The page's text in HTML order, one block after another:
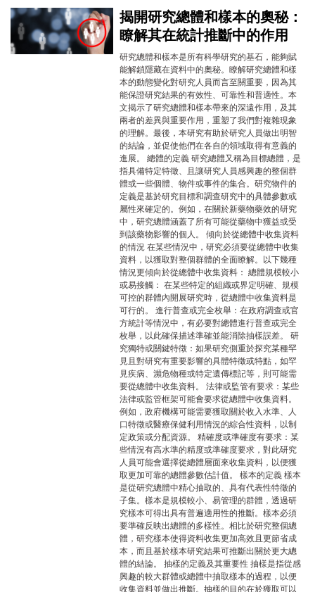
揭開研究總體和樣本的奧秘：
瞭解其在統計推斷中的作用
研究總體和樣本是所有科學研究的基石，能夠賦
能解鎖隱藏在資料中的奧秘。瞭解研究總體和樣
本的動態變化對研究人員而言至關重要，因為其
能保證研究結果的有效性、可靠性和普適性。本
文揭示了研究總體和樣本帶來的深遠作用，及其
兩者的差異與重要作用，重塑了我們對複雜現象
的理解。最後，本研究有助於研究人員做出明智
的結論，並促使他們在各自的領域取得有意義的
進展。 總體的定義 研究總體又稱為目標總體，是
指具備特定特徵、且讓研究人員感興趣的整個群
體或一些個體、物件或事件的集合。研究物件的
定義是基於研究目標和調查研究中的具體參數或
屬性來確定的。例如，在關於新藥物藥效的研究
中，研究總體涵蓋了所有可能從藥物中獲益或受
到該藥物影響的個人。 傾向於從總體中收集資料
的情況 在某些情況中，研究必須要從總體中收集
資料，以獲取對整個群體的全面瞭解。以下幾種
情況更傾向於從總體中收集資料： 總體規模較小
或易接觸： 在某些特定的組織或界定明確、規模
可控的群體內開展研究時，從總體中收集資料是
可行的。 進行普查或完全枚舉：在政府調查或官
方統計等情況中，有必要對總體進行普查或完全
枚舉，以此確保描述準確並能消除抽樣誤差。 研
究獨特或關鍵特徵：如果研究側重於探究某種罕
見且對研究有重要影響的具體特徵或特點，如罕
見疾病、瀕危物種或特定遺傳標記等，則可能需
要從總體中收集資料。 法律或監管有要求：某些
法律或監管框架可能會要求從總體中收集資料。
例如，政府機構可能需要獲取關於收入水準、人
口特徵或醫療保健利用情況的綜合性資料，以制
定政策或分配資源。 精確度或準確度有要求：某
些情況有高水準的精度或準確度要求，對此研究
人員可能會選擇從總體層面來收集資料，以便獲
取更加可靠的總體參數估計值。 樣本的定義 樣本
是從研究總體中精心抽取的、具有代表性特徵的
子集。樣本是規模較小、易管理的群體，透過研
究樣本可得出具有普遍適用性的推斷。樣本必須
要準確反映出總體的多樣性。相比於研究整個總
體，研究樣本使得資料收集更加高效且更節省成
本，而且基於樣本研究結果可推斷出關於更大總
體的結論。 抽樣的定義及其重要性 抽樣是指從感
興趣的較大群體或總體中抽取樣本的過程，以便
收集資料並做出推斷。抽樣的目的在於獲取可以